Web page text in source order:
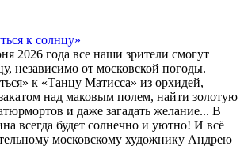
к солнцу»
2026 года все наши зрители смогут
независимо от московской погоды.
к «Танцу Матисса» из орхидей,
над маковым полем, найти золотую
и даже загадать желание... В
всегда будет солнечно и уютно! И всё
московскому художнику Андрею